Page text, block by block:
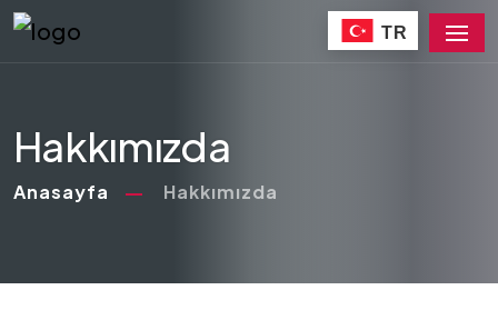
TR
Hakkımızda
Anasayfa Hakkımızda